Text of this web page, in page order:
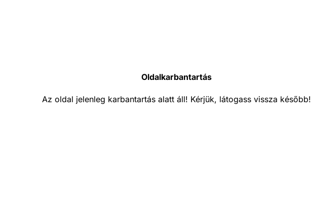
Oldalkarbantartás
Az oldal jelenleg karbantartás alatt áll! Kérjük, látogass vissza később!